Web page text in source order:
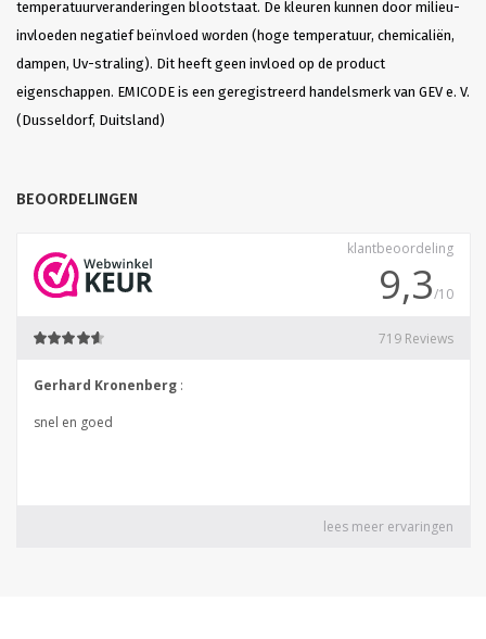
temperatuurveranderingen blootstaat. De kleuren kunnen door milieu-
invloeden negatief beïnvloed worden (hoge temperatuur, chemicaliën,
dampen, Uv-straling). Dit heeft geen invloed op de product
eigenschappen. EMICODE is een geregistreerd handelsmerk van GEV e. V.
(Dusseldorf, Duitsland)
BEOORDELINGEN